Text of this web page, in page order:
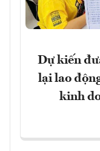
Dự kiến
lại lao
kinh